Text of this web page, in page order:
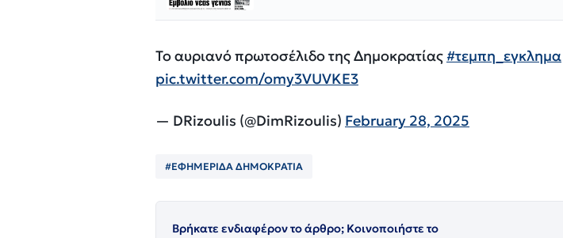
Το αυριανό πρωτοσέλιδο της Δημοκρατίας#τεμπη_εγκλημα
pic.twitter.com/omy3VUVKE3
— DRizoulis (@DimRizoulis) February 28, 2025
#ΕΦΗΜΕΡΙΔΑ ΔΗΜΟΚΡΑΤΙΑ
Βρήκατε ενδιαφέρον το άρθρο; Κοινοποιήστε το